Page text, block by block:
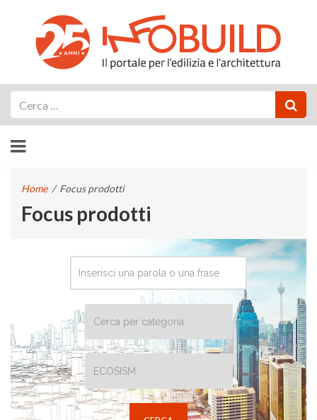
Home / Focus prodotti
Focus prodotti